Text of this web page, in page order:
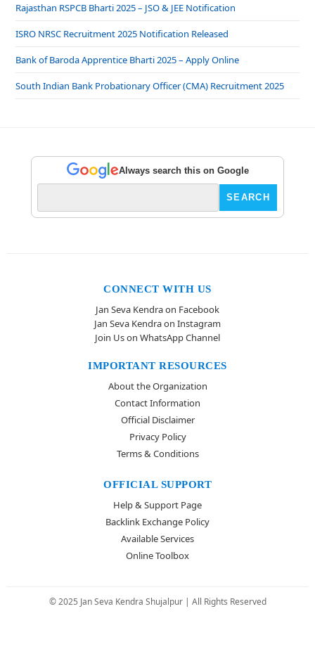
Rajasthan RSPCB Bharti 2025 – JSO & JEE Notification
ISRO NRSC Recruitment 2025 Notification Released
Bank of Baroda Apprentice Bharti 2025 – Apply Online
South Indian Bank Probationary Officer (CMA) Recruitment 2025
Always search this on Google
CONNECT WITH US
Jan Seva Kendra on Facebook
Jan Seva Kendra on Instagram
Join Us on WhatsApp Channel
IMPORTANT RESOURCES
About the Organization
Contact Information
Official Disclaimer
Privacy Policy
Terms & Conditions
OFFICIAL SUPPORT
Help & Support Page
Backlink Exchange Policy
Available Services
Online Toolbox
© 2025 Jan Seva Kendra Shujalpur | All Rights Reserved